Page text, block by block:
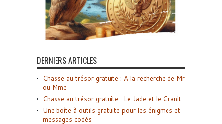
DERNIERS ARTICLES
Chasse au trésor gratuite : A la recherche de Mr
ou Mme
Chasse au trésor gratuite : Le Jade et le Granit
Une boîte à outils gratuite pour les énigmes et
messages codés